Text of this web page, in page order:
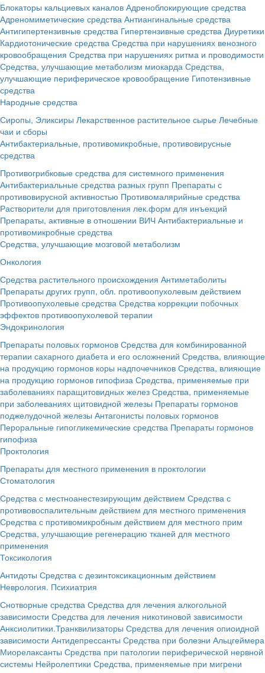
Блокаторы кальциевых каналов Адреноблокирующие средства
Адреномиметические средства Антиангинальные средства
Антигипертензивные средства Гипертензивные средства Диуретики
Кардиотонические средства Средства при нарушениях венозного
кровообращения Средства при нарушениях ритма и проводимости
Средства, улучшающие метаболизм миокарда Средства,
улучшающие периферическое кровообращение Гипотензивные
средства
Народные средства
Сиропы, Эликсиры Лекарственное растительное сырье Лечебные
чаи и сборы
Антибактериальные, противомикробные, противовирусные
средства
Противогрибковые средства для системного применения
Антибактериальные средства разных групп Препараты с
противовирусной активностью Противомалярийные средства
Растворители для приготовления лек.форм для инъекций
Препараты, активные в отношении ВИЧ Антибактериальные и
противомикробные средства
Средства, улучшающие мозговой метаболизм
Онкология
Средства растительного происхождения Антиметаболиты
Препараты других групп, обл. противоопухолевым действием
Противоопухолевые средства Средства коррекции побочных
эффектов противоопухолевой терапии
Эндокринология
Препараты половых гормонов Средства для комбинированной
терапии сахарного диабета и его осложнений Средства, влияющие
на продукцию гормонов коры надпочечников Средства, влияющие
на продукцию гормонов гипофиза Средства, применяемые при
заболеваниях паращитовидных желез Средства, применяемые
при заболеваниях щитовидной железы Препараты гормонов
поджелудочной железы Антагонисты половых гормонов
Пероральные гипогликемические средства Препараты гормонов
гипофиза
Проктология
Препараты для местного применения в проктологии
Стоматология
Средства с местноанестезирующим действием Средства с
противовоспалительным действием для местного применения
Средства с противомикробным действием для местного прим
Средства, улучшающие регенерацию тканей для местного
применения
Токсикология
Антидоты Средства с дезинтоксикационным действием
Неврология. Психиатрия
Снотворные средства Средства для лечения алкогольной
зависимости Средства для лечения никотиновой зависимости
Анксиолитики.Транквилизаторы Средства для лечения опиоидной
зависимости Антидепрессанты Средства при болезни Альцгеймера
Миорелаксанты Средства при патологии периферической нервной
системы Нейролептики Средства, применяемые при мигрени